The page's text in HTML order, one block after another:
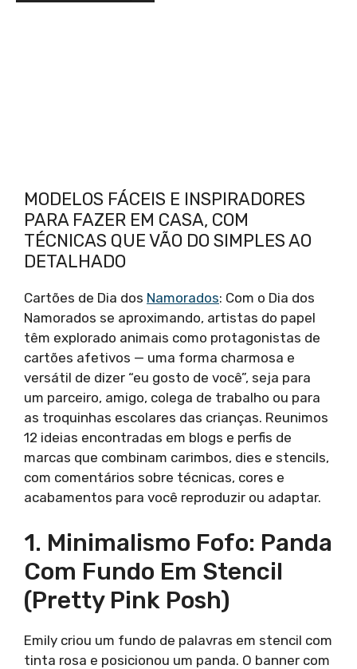
MODELOS FÁCEIS E INSPIRADORES
PARA FAZER EM CASA, COM
TÉCNICAS QUE VÃO DO SIMPLES AO
DETALHADO
Cartões de Dia dos Namorados: Com o Dia dos
Namorados se aproximando, artistas do papel
têm explorado animais como protagonistas de
cartões afetivos — uma forma charmosa e
versátil de dizer “eu gosto de você”, seja para
um parceiro, amigo, colega de trabalho ou para
as troquinhas escolares das crianças. Reunimos
12 ideias encontradas em blogs e perfis de
marcas que combinam carimbos, dies e stencils,
com comentários sobre técnicas, cores e
acabamentos para você reproduzir ou adaptar.
1. Minimalismo Fofo: Panda
Com Fundo Em Stencil
(Pretty Pink Posh)
Emily criou um fundo de palavras em stencil com
tinta rosa e posicionou um panda. O banner com